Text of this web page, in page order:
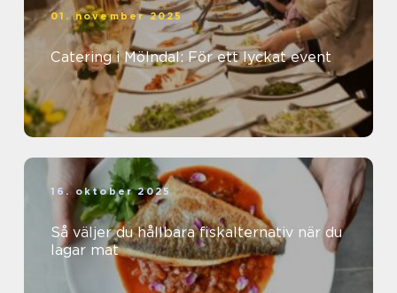
01. november 2025
Catering i Mölndal: För ett lyckat event
16. oktober 2025
Så väljer du hållbara fiskalternativ när du
lagar mat